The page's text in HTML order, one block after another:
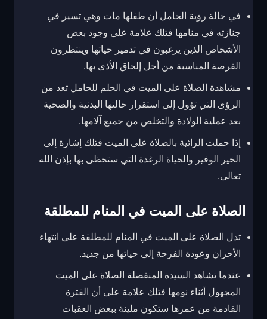
في حالة رؤية الحامل أن طفلها مات وهي تسير في
جنازته في منامها فتلك علامة على وجود بعض
الأشخاص الذين يرغبون في تدمير حياتها وينتظرون
الفرصة المناسبة من أجل إلحاق الأذى بها.
مشاهدة الصلاة على الميت في الحلم للحامل تعد من
الرؤى التي تؤول إلى استقرار حالتها البدنية والصحية
بعد عملية الولادة والتخلص من جميع آلامها.
إذا حملت الرائية بالصلاة على الميت فتلك إشارة إلى
الخير الوفير والحياة الرغدة التي ستحظى بها بإذن الله
تعالى.
الصلاة على الميت في المنام للمطلقة
تدل الصلاة على الميت في المنام للمطلقة على انتهاء
الأحزان وعودة الفرحة إلى حياتها من جديد.
عندما تشاهد السيدة المنفصلة الصلاة على الميت
المجهول أثناء نومها فتلك علامة على أن الفترة
القادمة من عمرها ستكون مليئة ببعض العقبات